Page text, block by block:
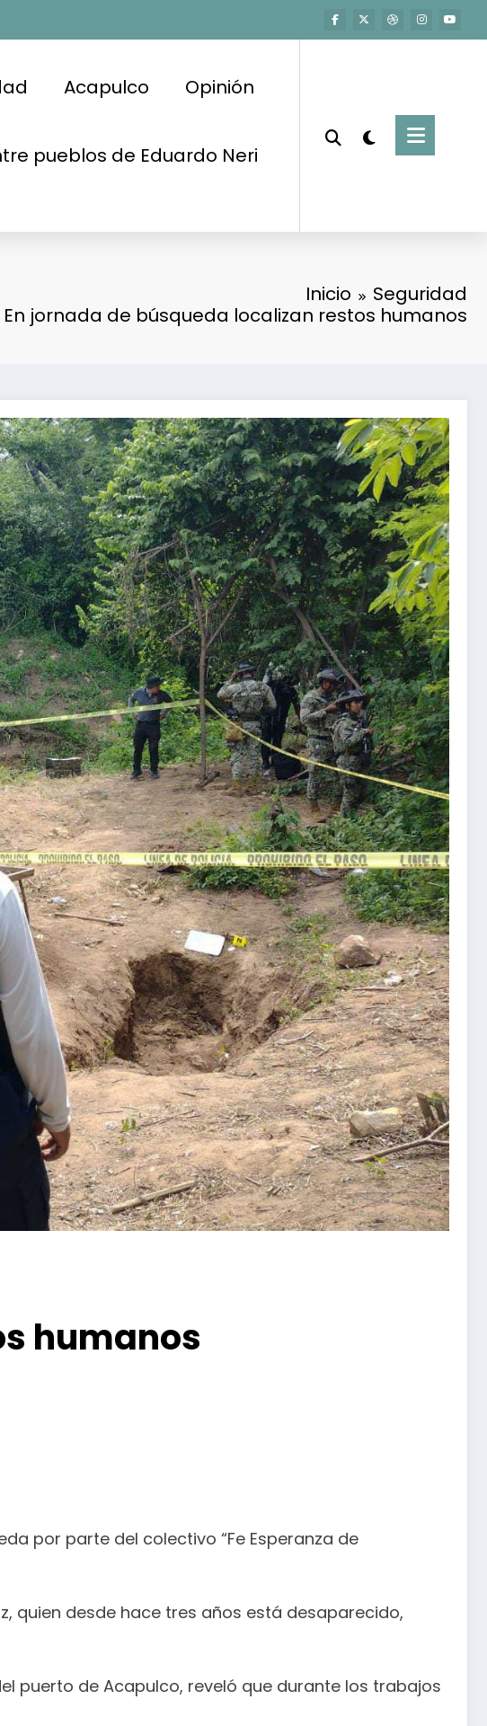
Acapulco Opinión
pueblos de Eduardo Neri
Inicio
Seguridad
En jornada de búsqueda localizan restos humanos
humanos
por parte del colectivo “Fe Esperanza de
quien desde hace tres años está desaparecido,
puerto de Acapulco, reveló que durante los trabajos